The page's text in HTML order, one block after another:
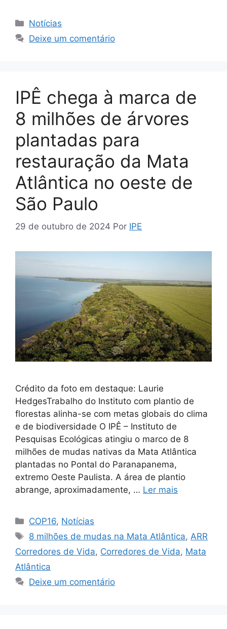
Notícias
Deixe um comentário
IPÊ chega à marca de
8 milhões de árvores
plantadas para
restauração da Mata
Atlântica no oeste de
São Paulo
29 de outubro de 2024 Por IPE
Crédito da foto em destaque: Laurie
HedgesTrabalho do Instituto com plantio de
florestas alinha-se com metas globais do clima
e de biodiversidade O IPÊ – Instituto de
Pesquisas Ecológicas atingiu o marco de 8
milhões de mudas nativas da Mata Atlântica
plantadas no Pontal do Paranapanema,
extremo Oeste Paulista. A área de plantio
abrange, aproximadamente, … Ler mais
COP16, Notícias
8 milhões de mudas na Mata Atlântica, ARR
Corredores de Vida, Corredores de Vida, Mata
Atlântica
Deixe um comentário